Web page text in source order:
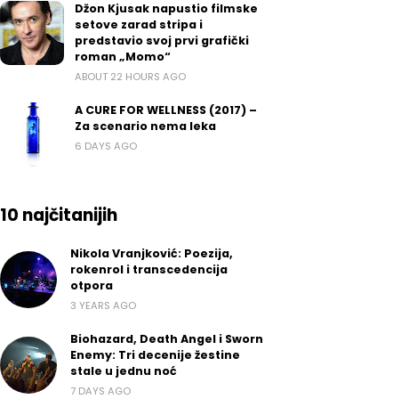
Džon Kjusak napustio filmske
setove zarad stripa i
predstavio svoj prvi grafički
roman „Momo“
ABOUT 22 HOURS AGO
A CURE FOR WELLNESS (2017) –
Za scenario nema leka
6 DAYS AGO
10 najčitanijih
Nikola Vranjković: Poezija,
rokenrol i transcedencija
otpora
3 YEARS AGO
Biohazard, Death Angel i Sworn
Enemy: Tri decenije žestine
stale u jednu noć
7 DAYS AGO